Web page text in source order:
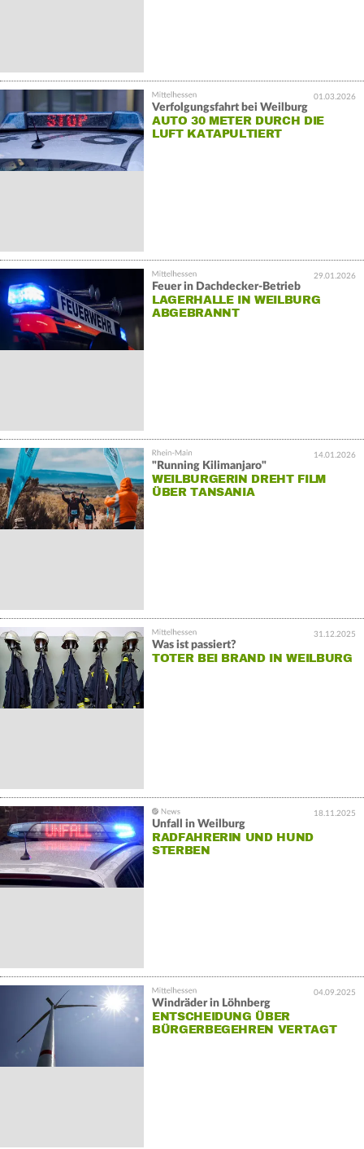
01.03.2026
Verfolgungsfahrt bei Weilburg
AUTO 30 METER DURCH DIE
LUFT KATAPULTIERT
29.01.2026
Feuer in Dachdecker-Betrieb
LAGERHALLE IN WEILBURG
ABGEBRANNT
14.01.2026
"Running Kilimanjaro"
WEILBURGERIN DREHT FILM
ÜBER TANSANIA
31.12.2025
Was ist passiert?
TOTER BEI BRAND IN WEILBURG
18.11.2025
Unfall in Weilburg
RADFAHRERIN UND HUND
STERBEN
04.09.2025
Windräder in Löhnberg
ENTSCHEIDUNG ÜBER
BÜRGERBEGEHREN VERTAGT